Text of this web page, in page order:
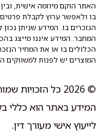
האתר הוקם מיוזמה אישית,
בו ולאפשר ערוץ לקבלת
הנזכרים בו. המידע שניתן
המחבר. המידע איננו מייצג
הכלולים בו או את המחיר
המוצרים יש לפנות למשווקים
© 2026 כל הזכויות שמורות לאדלר, ברגמן, גור ושות'
המידע באתר הוא כללי
לייעוץ אישי מעורך דין.